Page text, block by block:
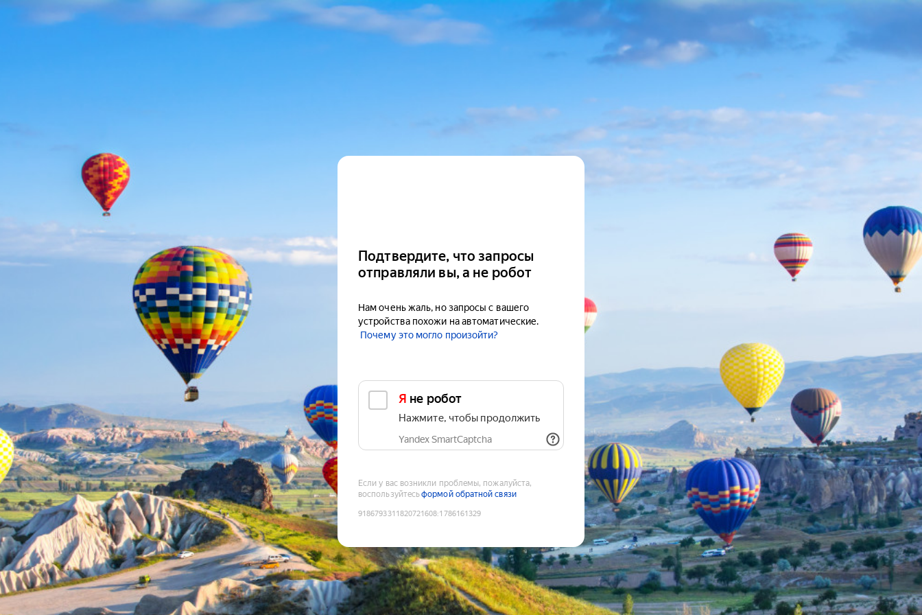
Подтвердите, что запросы
отправляли вы, а не робот
Нам очень жаль, но запросы с вашего
устройства похожи на автоматические.
Почему это могло произойти?
Я не робот
Нажмите, чтобы продолжить
Yandex SmartCaptcha
Если у вас возникли проблемы, пожалуйста,
воспользуйтесьформой обратной связи
9186793311820721608:1786161329